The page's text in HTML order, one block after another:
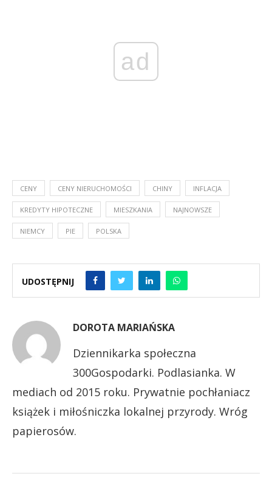
ad
CENY CENY NIERUCHOMOŚCI CHINY INFLACJA
KREDYTY HIPOTECZNE MIESZKANIA NAJNOWSZE
NIEMCY PIE POLSKA
UDOSTĘPNIJ
DOROTA MARIAŃSKA
Dziennikarka społeczna
300Gospodarki. Podlasianka. W
mediach od 2015 roku. Prywatnie pochłaniacz
książek i miłośniczka lokalnej przyrody. Wróg
papierosów.